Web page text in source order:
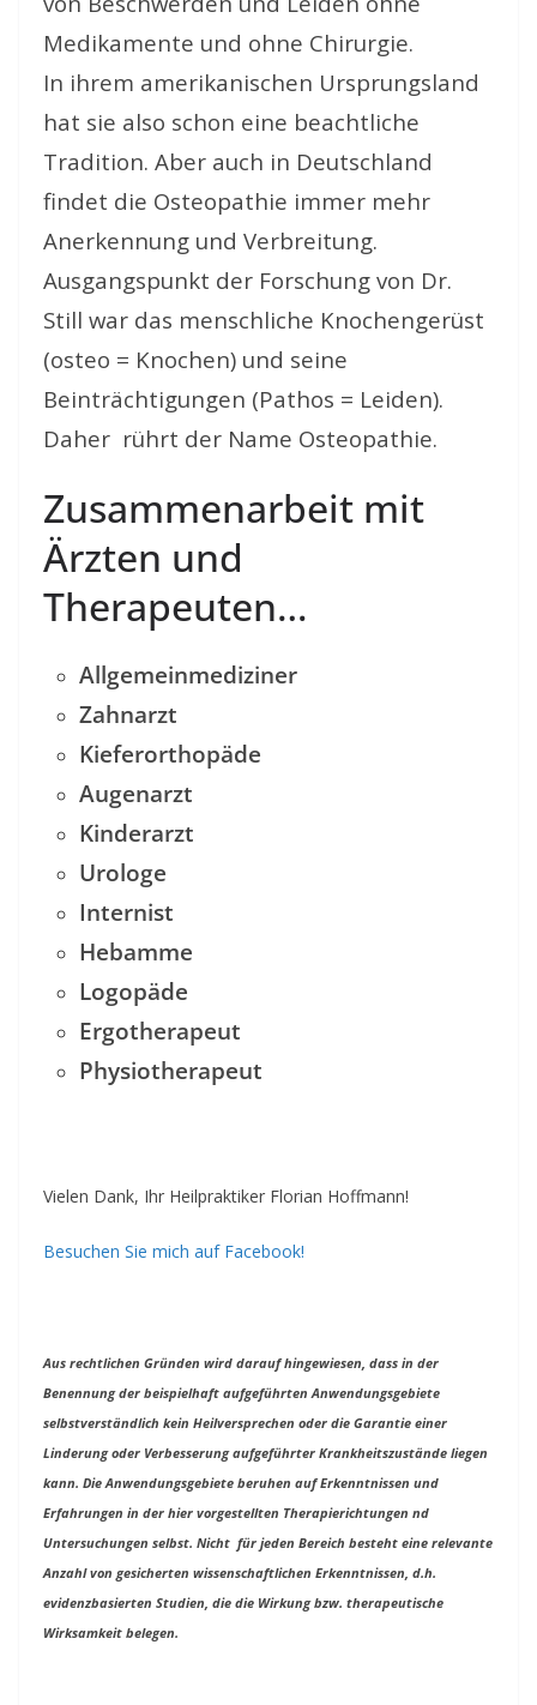
Medikamente und ohne Chirurgie.
In ihrem amerikanischen Ursprungsland
hat sie also schon eine beachtliche
Tradition. Aber auch in Deutschland
findet die Osteopathie immer mehr
Anerkennung und Verbreitung.
Ausgangspunkt der Forschung von Dr.
Still war das menschliche Knochengerüst
(osteo = Knochen) und seine
Beinträchtigungen (Pathos = Leiden).
Daher rührt der Name Osteopathie.
Zusammenarbeit mit
Ärzten und
Therapeuten…
Allgemeinmediziner
Zahnarzt
Kieferorthopäde
Augenarzt
Kinderarzt
Urologe
Internist
Hebamme
Logopäde
Ergotherapeut
Physiotherapeut
Vielen Dank, Ihr Heilpraktiker Florian Hoffmann!
Besuchen Sie mich auf Facebook!
Aus rechtlichen Gründen wird darauf hingewiesen, dass in der
Benennung der beispielhaft aufgeführten Anwendungsgebiete
selbstverständlich kein Heilversprechen oder die Garantie einer
Linderung oder Verbesserung aufgeführter Krankheitszustände liegen
kann. Die Anwendungsgebiete beruhen auf Erkenntnissen und
Erfahrungen in der hier vorgestellten Therapierichtungen nd
Untersuchungen selbst. Nicht für jeden Bereich besteht eine relevante
Anzahl von gesicherten wissenschaftlichen Erkenntnissen, d.h.
evidenzbasierten Studien, die die Wirkung bzw. therapeutische
Wirksamkeit belegen.